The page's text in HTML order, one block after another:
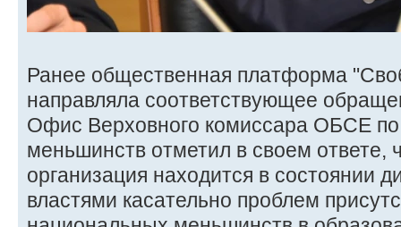
Ранее общественная платформа
направляла соответствующее
Офис Верховного комиссара ОБСЕ
меньшинств отметил в своем ответе,
организация находится в состоянии
властями касательно проблем